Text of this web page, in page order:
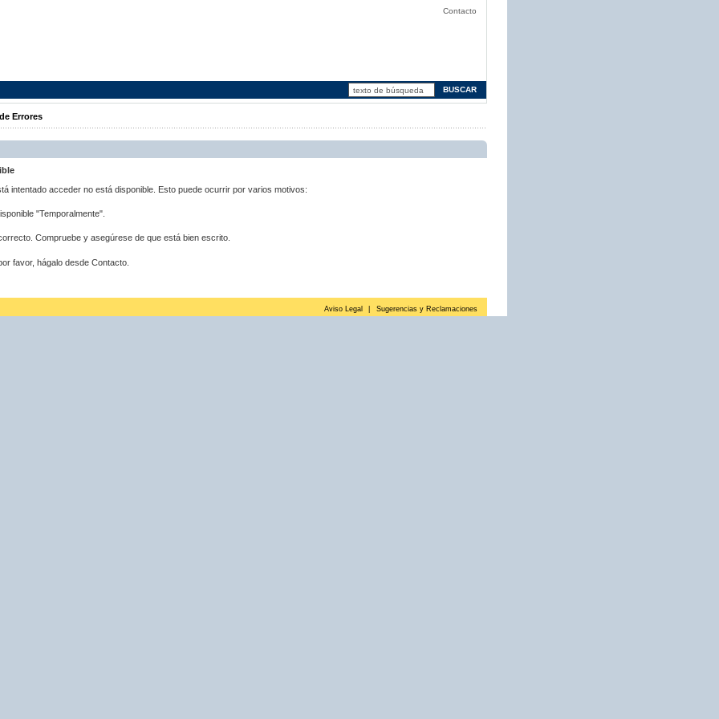
Contacto
Errores
intentado acceder no está disponible. Esto puede ocurrir por varios motivos:
"Temporalmente".
Compruebe y asegúrese de que está bien escrito.
favor, hágalo desde Contacto.
Aviso Legal Sugerencias y Reclamaciones